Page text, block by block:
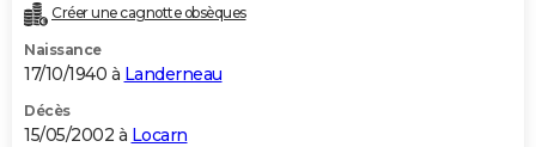
Créer une cagnotte obsèques
Naissance
17/10/1940 à Landerneau
Décès
15/05/2002 à Locarn